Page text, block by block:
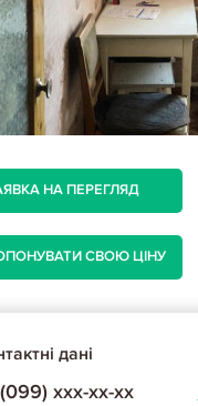
НА ПЕРЕГЛЯД
СВОЮ ЦІНУ
дані
(099) ххх-хх-хх